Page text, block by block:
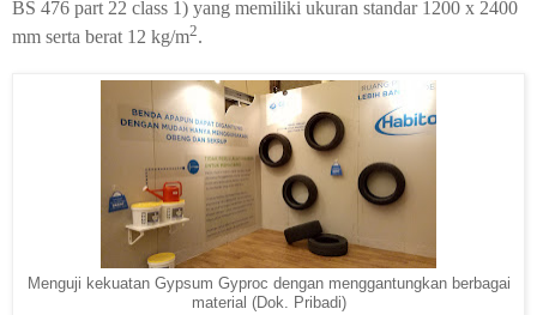
BS 476 part 22 class 1) yang memiliki ukuran standar 1200 x 2400
mm serta berat 12 kg/m2.
Menguji kekuatan Gypsum Gyproc dengan menggantungkan berbagai
material (Dok. Pribadi)